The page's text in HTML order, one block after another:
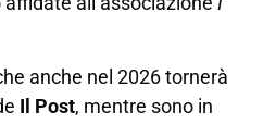
anche nel 2026 tornerà
Il Post, mentre sono in